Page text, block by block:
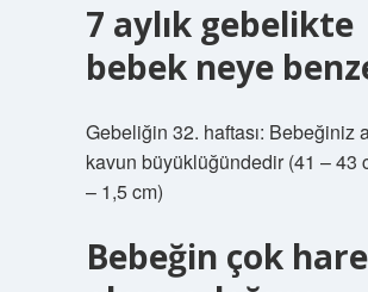
7 aylık gebelikte
bebek neye
Gebeliğin 32. haftası: Bebeğiniz
kavun büyüklüğündedir (41 – 43
– 1,5 cm)
Bebeğin çok